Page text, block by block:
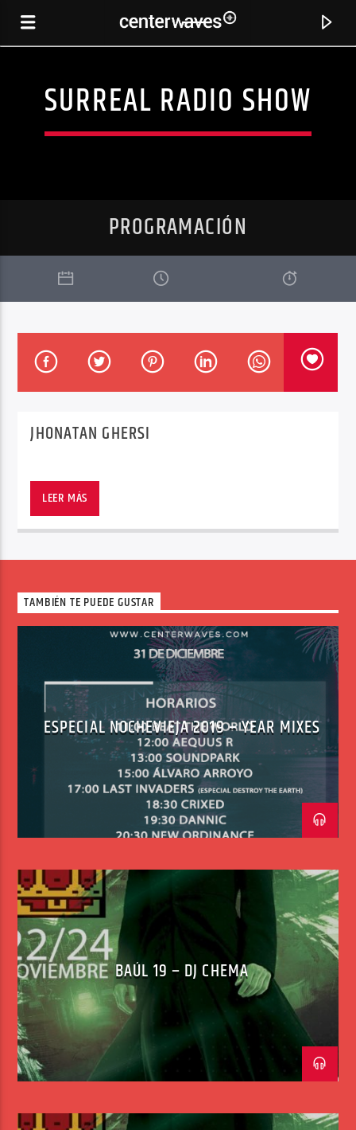
CANCIÓN ACTUAL
CHRISTOPHER DOERR
SURREAL RADIO SHOW
PROGRAMACIÓN
JHONATAN GHERSI
LEER MÁS
TAMBIÉN TE PUEDE GUSTAR
ESPECIAL NOCHEVIEJA 2019 – YEAR MIXES
BAÚL 19 – DJ CHEMA